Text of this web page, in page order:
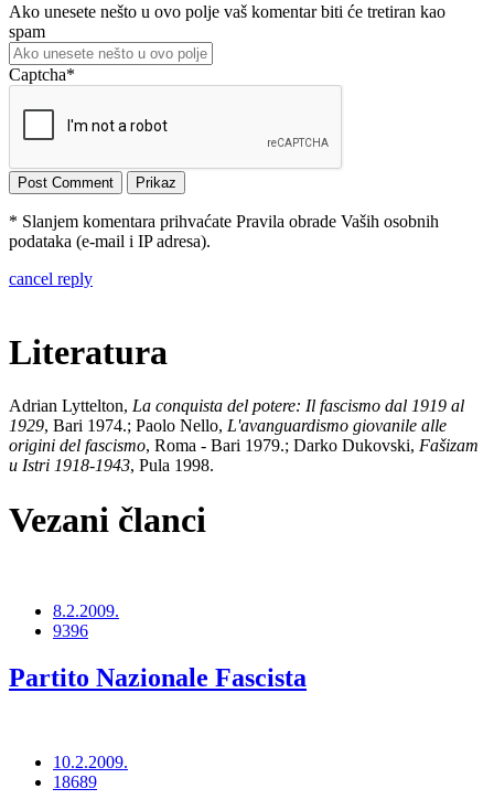
Ako unesete nešto u ovo polje vaš komentar biti će tretiran kao
spam
Captcha*
* Slanjem komentara prihvaćate Pravila obrade Vaših osobnih
podataka (e-mail i IP adresa).
cancel reply
Literatura
Adrian Lyttelton, La conquista del potere: Il fascismo dal 1919 al
1929, Bari 1974.; Paolo Nello, L'avanguardismo giovanile alle
origini del fascismo, Roma - Bari 1979.; Darko Dukovski, Fašizam
u Istri 1918-1943, Pula 1998.
Vezani članci
8.2.2009.
9396
Partito Nazionale Fascista
10.2.2009.
18689